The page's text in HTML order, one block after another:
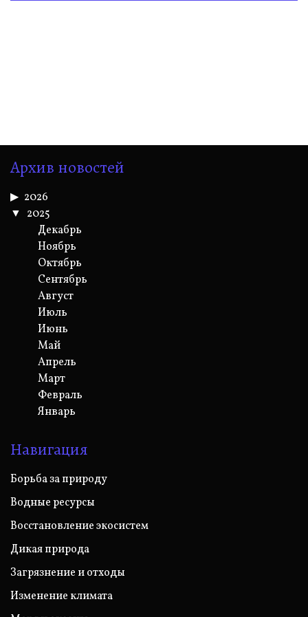
Архив новостей
2026
2025
Декабрь
Ноябрь
Октябрь
Сентябрь
Август
Июль
Июнь
Май
Апрель
Март
Февраль
Январь
Навигация
Борьба за природу
Водные ресурсы
Восстановление экосистем
Дикая природа
Загрязнение и отходы
Изменение климата